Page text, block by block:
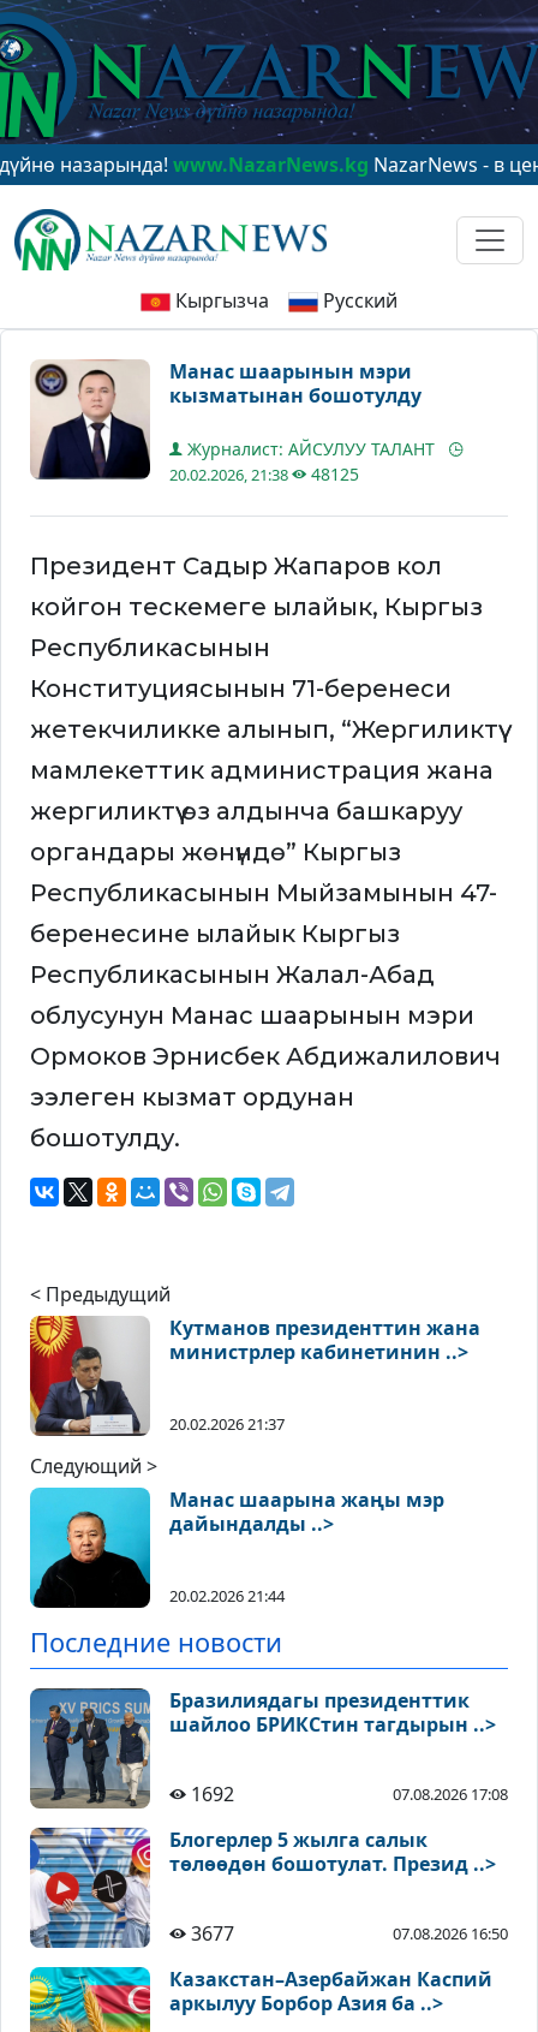
www.NazarNews.kgNazarNews - в центре
Кыргызча Русский
Манас шаарынын мэри
кызматынан бошотулду
Журналист: АЙСУЛУУ ТАЛАНТ
20.02.2026, 21:38 48125
Президент Садыр Жапаров кол
койгон тескемеге ылайык, Кыргыз
Республикасынын
Конституциясынын 71-беренеси
жетекчиликке алынып, “Жергиликтүү
мамлекеттик администрация жана
жергиликтүү өз алдынча башкаруу
органдары жөнүндө” Кыргыз
Республикасынын Мыйзамынын 47-
беренесине ылайык Кыргыз
Республикасынын Жалал-Абад
облусунун Манас шаарынын мэри
Ормоков Эрнисбек Абдижалилович
ээлеген кызмат ордунан
бошотулду.
< Предыдущий
Кутманов президенттин жана
министрлер кабинетинин ..>
20.02.2026 21:37
Следующий >
Манас шаарына жаңы мэр
дайындалды ..>
20.02.2026 21:44
Последние новости
Бразилиядагы президенттик
шайлоо БРИКСтин тагдырын ..>
1692 07.08.2026 17:08
Блогерлер 5 жылга салык
төлөөдөн бошотулат. Презид ..>
3677 07.08.2026 16:50
Казакстан–Азербайжан Каспий
аркылуу Борбор Азия ба ..>